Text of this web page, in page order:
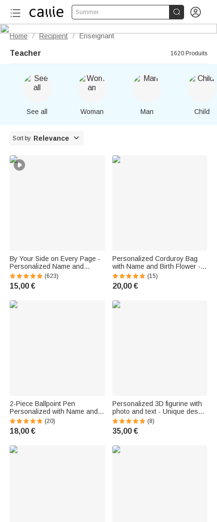
Summer  
Home / Recipient / Enseignant
Teacher 1620 Produits
See all Woman Man Child
Sort by Relevance 
By Your Side on Every Page -
Personalized Name and
Character - Bookmark for Book
Lovers
(623)
15,00 €
Personalized Corduroy Bag
with Name and Birth Flower -
Birthday Gift for Women
(15)
20,00 €
2-Piece Ballpoint Pen
Personalized with Name and
Birth Flower - Birthday Gift for
a Teacher or Friend
(20)
18,00 €
Personalized 3D figurine with
photo and text - Unique desk
decoration - Gift for Teachers'
Day or the start of the school
year
(8)
35,00 €